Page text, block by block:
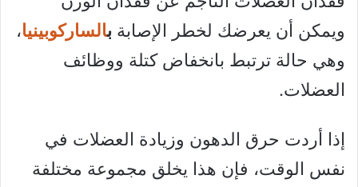
ويمكن أن يعرضك لخطر الإصابة بالساركوبينيا،
وهي حالة ترتبط بانخفاض كتلة ووظائف
العضلات.
إذا أردت حرق الدهون وزيادة العضلات في
نفس الوقت، فإن هذا يخلق مجموعة مختلفة